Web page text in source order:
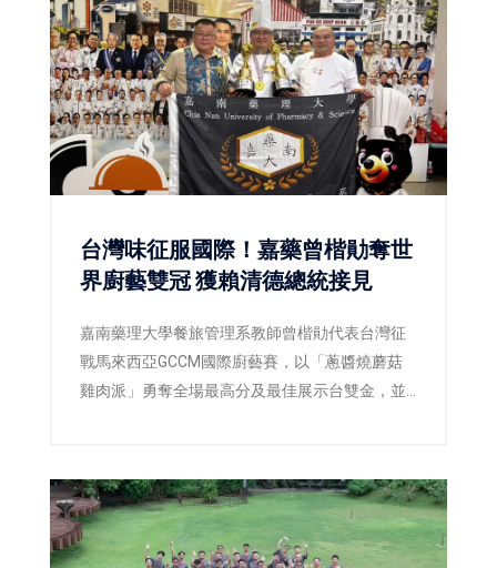
台灣味征服國際！嘉藥曾楷勛奪世
界廚藝雙冠 獲賴清德總統接見
嘉南藥理大學餐旅管理系教師曾楷勛代表台灣征
戰馬來西亞GCCM國際廚藝賽，以「蔥醬燒蘑菇
雞肉派」勇奪全場最高分及最佳展示台雙金，並